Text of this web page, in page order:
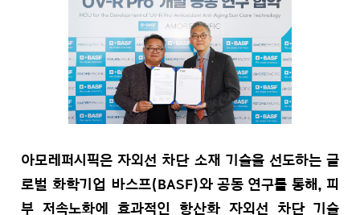
아모레퍼시픽은 자외선 차단 소재 기술을 선도하는 글
로벌 화학기업 바스프(BASF)와 공동 연구를 통해, 피
부 저속노화에 효과적인 항산화 자외선 차단 기술